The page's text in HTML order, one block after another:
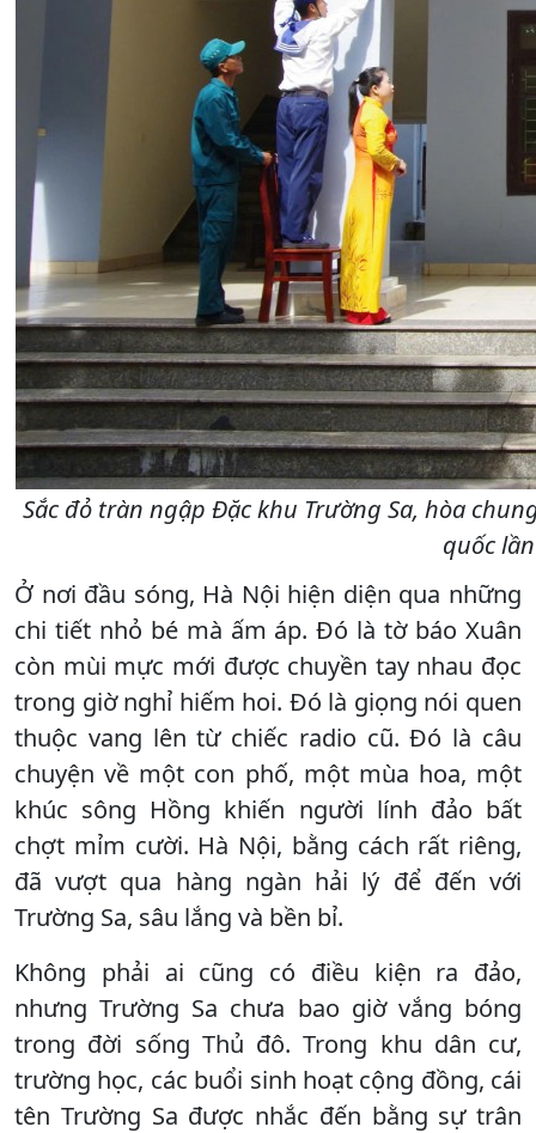
Sắc đỏ tràn ngập Đặc khu Trường Sa, hòa
quốc
Ở nơi đầu sóng, Hà Nội hiện diện qua những
chi tiết nhỏ bé mà ấm áp. Đó là tờ báo Xuân
còn mùi mực mới được chuyền tay nhau đọc
trong giờ nghỉ hiếm hoi. Đó là giọng nói quen
thuộc vang lên từ chiếc radio cũ. Đó là câu
chuyện về một con phố, một mùa hoa, một
khúc sông Hồng khiến người lính đảo bất
chợt mỉm cười. Hà Nội, bằng cách rất riêng,
đã vượt qua hàng ngàn hải lý để đến với
Trường Sa, sâu lắng và bền bỉ.
Không phải ai cũng có điều kiện ra đảo,
nhưng Trường Sa chưa bao giờ vắng bóng
trong đời sống Thủ đô. Trong khu dân cư,
trường học, các buổi sinh hoạt cộng đồng, cái
tên Trường Sa được nhắc đến bằng sự trân